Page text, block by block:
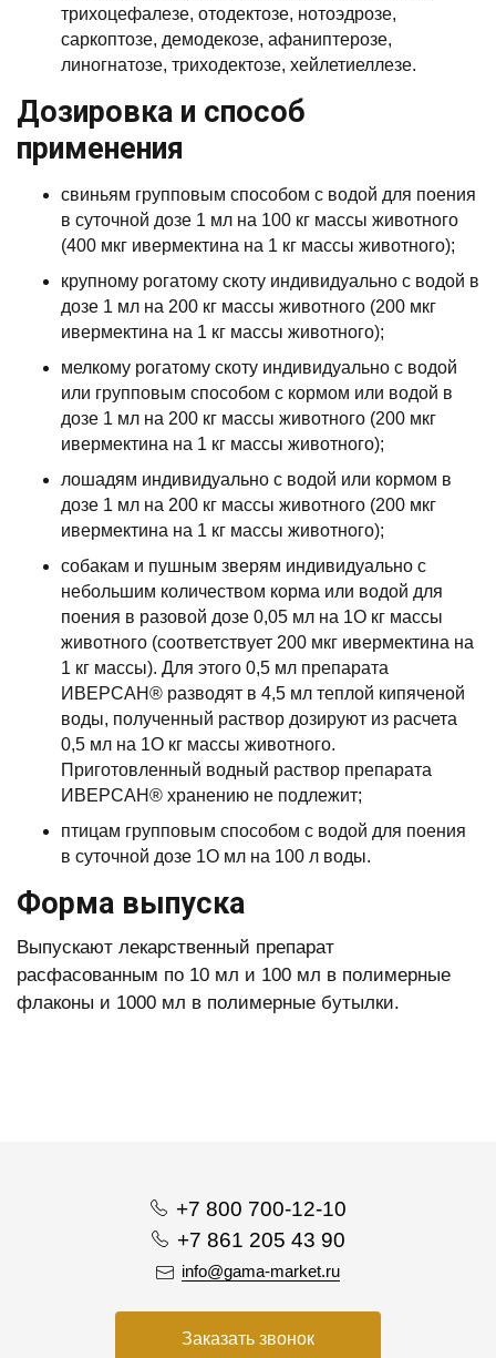
трихоцефалезе, отодектозе, нотоэдрозе,
саркоптозе, демодекозе, афаниптерозе,
линогнатозе, триходектозе, хейлетиеллезе.
Дозировка и способ
применения
свиньям групповым способом с водой для поения
в суточной дозе 1 мл на 100 кг массы животного
(400 мкг ивермектина на 1 кг массы животного);
крупному рогатому скоту индивидуально с водой в
дозе 1 мл на 200 кг массы животного (200 мкг
ивермектина на 1 кг массы животного);
мелкому рогатому скоту индивидуально с водой
или групповым способом с кормом или водой в
дозе 1 мл на 200 кг массы животного (200 мкг
ивермектина на 1 кг массы животного);
лошадям индивидуально с водой или кормом в
дозе 1 мл на 200 кг массы животного (200 мкг
ивермектина на 1 кг массы животного);
собакам и пушным зверям индивидуально с
небольшим количеством корма или водой для
поения в разовой дозе 0,05 мл на 1О кг массы
животного (соответствует 200 мкг ивермектина на
1 кг массы). Для этого 0,5 мл препарата
ИВЕРСАН® разводят в 4,5 мл теплой кипяченой
воды, полученный раствор дозируют из расчета
0,5 мл на 1О кг массы животного.
Приготовленный водный раствор препарата
ИВЕРСАН® хранению не подлежит;
птицам групповым способом с водой для поения
в суточной дозе 1О мл на 100 л воды.
Форма выпуска
Выпускают лекарственный препарат
расфасованным по 10 мл и 100 мл в полимерные
флаконы и 1000 мл в полимерные бутылки.
+7 800 700-12-10
+7 861 205 43 90
info@gama-market.ru
Заказать звонок